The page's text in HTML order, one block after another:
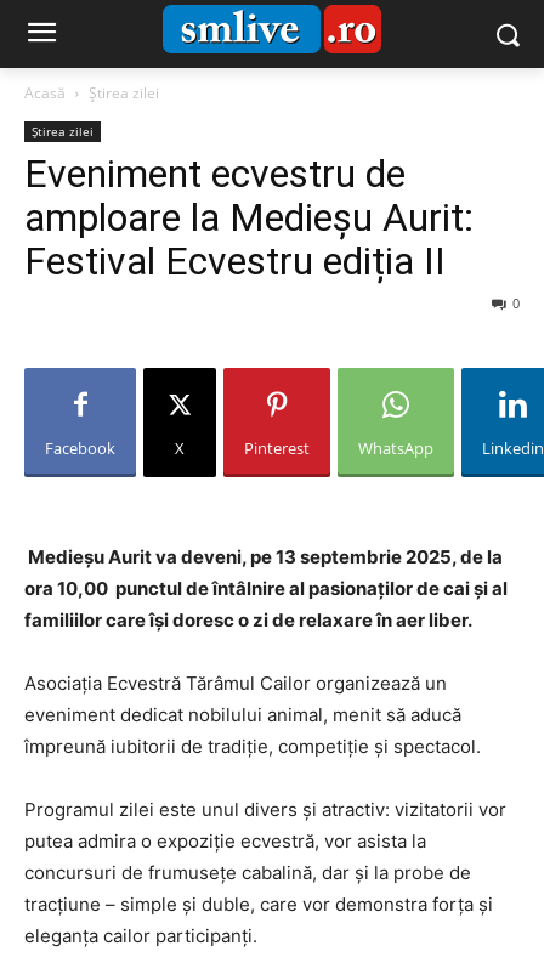
Acasă Știrea zilei
Știrea zilei
Eveniment ecvestru de
amploare la Medieșu Aurit:
Festival Ecvestru ediția II
0
Facebook X Pinterest WhatsApp Linkedin
Medieșu Aurit va deveni, pe 13 septembrie 2025, de la
ora 10,00 punctul de întâlnire al pasionaților de cai și al
familiilor care își doresc o zi de relaxare în aer liber.
Asociația Ecvestră Tărâmul Cailor organizează un
eveniment dedicat nobilului animal, menit să aducă
împreună iubitorii de tradiție, competiție și spectacol.
Programul zilei este unul divers și atractiv: vizitatorii vor
putea admira o expoziție ecvestră, vor asista la
concursuri de frumusețe cabalină, dar și la probe de
tracțiune – simple și duble, care vor demonstra forța și
eleganța cailor participanți.